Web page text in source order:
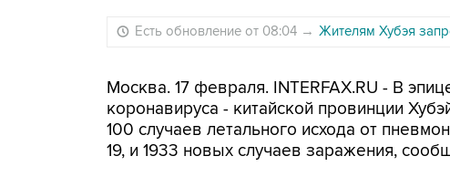
Есть обновление от 08:04 → Жителям Хубэя
Москва. 17 февраля. INTERFAX.RU - В
коронавируса - китайской провинции
100 случаев летального исхода от
19, и 1933 новых случаев заражения,